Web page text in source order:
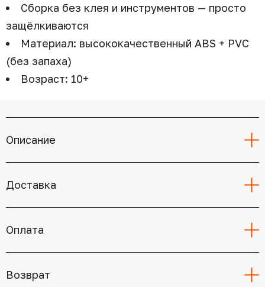
Сборка без клея и инструментов — просто
защёлкиваются
Материал: высококачественный ABS + PVC
(без запаха)
Возраст: 10+
Описание
Доставка
Оплата
Возврат